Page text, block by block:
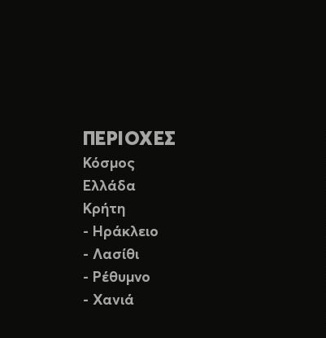
ΠΕΡΙΟΧΕΣ
Κόσμος
Ελλάδα
Κρήτη
- Ηράκλειο
- Λασίθι
- Ρέθυμνο
- Χανιά